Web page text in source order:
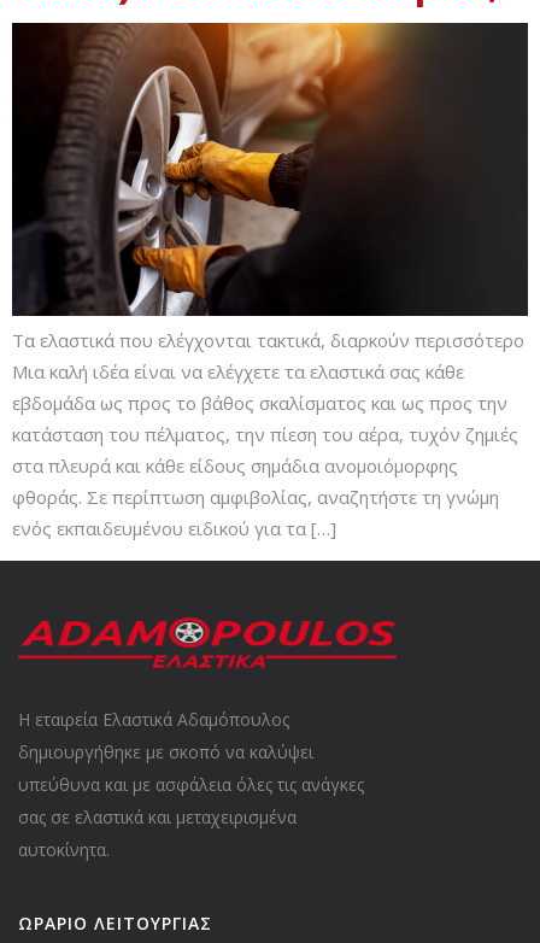
Τα ελαστικά που ελέγχονται τακτικά, διαρκούν περισσότερο
Μια καλή ιδέα είναι να ελέγχετε τα ελαστικά σας κάθε
εβδομάδα ως προς το βάθος σκαλίσματος και ως προς την
κατάσταση του πέλματος, την πίεση του αέρα, τυχόν ζημιές
στα πλευρά και κάθε είδους σημάδια ανομοιόμορφης
φθοράς. Σε περίπτωση αμφιβολίας, αναζητήστε τη γνώμη
ενός εκπαιδευμένου ειδικού για τα […]
Η εταιρεία Ελαστικά Αδαμόπουλος
δημιουργήθηκε με σκοπό να καλύψει
υπεύθυνα και με ασφάλεια όλες τις ανάγκες
σας σε ελαστικά και μεταχειρισμένα
αυτοκίνητα.
ΩΡAΡΙΟ ΛΕΙΤΟΥΡΓIΑΣ